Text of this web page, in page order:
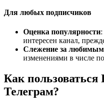
Для любых подписчиков
Оценка популярности
интересен канал,
Слежение за
изменениями в числе
Как пользоваться
Телеграм?